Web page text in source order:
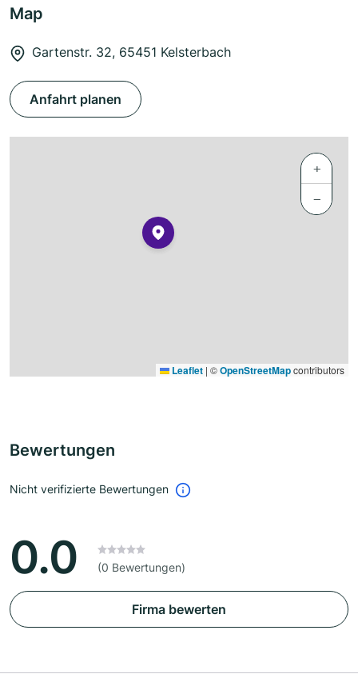
Map
Gartenstr. 32, 65451 Kelsterbach
Anfahrt planen
+
−
Leaflet | ©OpenStreetMapcontributors
Bewertungen
Nicht verifizierte Bewertungen
0.0 (0 Bewertungen)
Firma bewerten